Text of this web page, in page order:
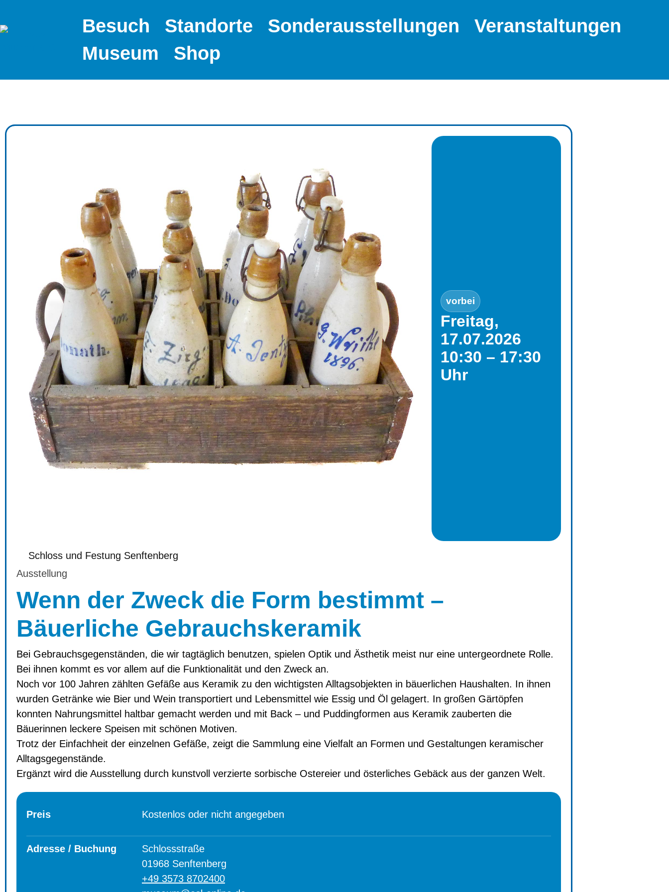
Besuch Standorte Sonderausstellungen
Veranstaltungen
Museum
Shop
vorbei
Freitag,
17.07.2026
10:30 – 17:30
Uhr
Schloss und Festung Senftenberg
Ausstellung
Wenn der Zweck die Form bestimmt –
Bäuerliche Gebrauchskeramik
Bei Gebrauchsgegenständen, die wir tagtäglich benutzen, spielen Optik und Ästhetik meist nur eine untergeordnete Rolle.
Bei ihnen kommt es vor allem auf die Funktionalität und den Zweck an.
Noch vor 100 Jahren zählten Gefäße aus Keramik zu den wichtigsten Alltagsobjekten in bäuerlichen Haushalten. In ihnen
wurden Getränke wie Bier und Wein transportiert und Lebensmittel wie Essig und Öl gelagert. In großen Gärtöpfen
konnten Nahrungsmittel haltbar gemacht werden und mit Back – und Puddingformen aus Keramik zauberten die
Bäuerinnen leckere Speisen mit schönen Motiven.
Trotz der Einfachheit der einzelnen Gefäße, zeigt die Sammlung eine Vielfalt an Formen und Gestaltungen keramischer
Alltagsgegenstände.
Ergänzt wird die Ausstellung durch kunstvoll verzierte sorbische Ostereier und österliches Gebäck aus der ganzen Welt.
Preis Kostenlos oder nicht angegeben
Adresse / Buchung
Schlossstraße
01968 Senftenberg
+49 3573 8702400